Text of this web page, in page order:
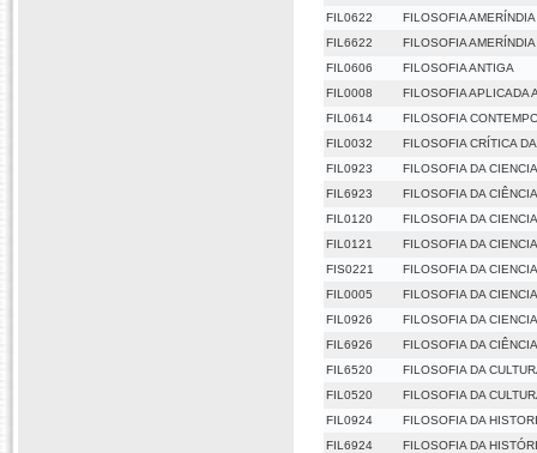
FIL0622
FILOSOFIA AMERÍNDIA
FIL6622
FILOSOFIA AMERÍNDIA
FIL0606
FILOSOFIA ANTIGA
FIL0008
FILOSOFIA APLICADA
FIL0614
FILOSOFIA
FIL0032
FILOSOFIA CRÍTICA
FIL0923
FILOSOFIA DA CIENCIA
FIL6923
FILOSOFIA DA CIÊNCIA
FIL0120
FILOSOFIA DA
FIL0121
FILOSOFIA DA
FIS0221
FILOSOFIA DA
FIL0005
FILOSOFIA DA
FIL0926
FILOSOFIA DA
FIL6926
FILOSOFIA DA
FIL6520
FILOSOFIA DA
FIL0520
FILOSOFIA DA
FIL0924
FILOSOFIA DA
FIL6924
FILOSOFIA DA